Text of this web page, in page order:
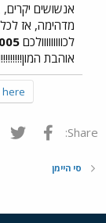
אנשושים
מדהימה, אז לכל
לכווווווווולכם
אוהבת
Share: פייסבוק
סי היימן